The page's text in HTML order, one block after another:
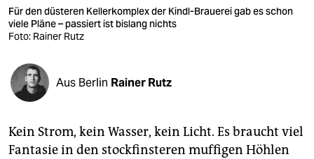
verlag
veranstaltungen
shop
fragen & hilfe
abo
Für den düsteren Kellerkomplex der Kindl-Brauerei gab es schon
viele Pläne – passiert ist bislang nichts
Foto: Rainer Rutz
Aus Berlin Rainer Rutz
Kein Strom, kein Wasser, kein Licht. Es braucht viel
Fantasie in den stockfinsteren muffigen Höhlen